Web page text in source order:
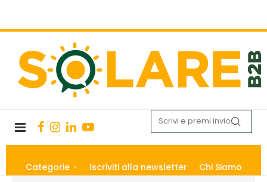
Categorie Iscriviti alla newsletter Chi Siamo